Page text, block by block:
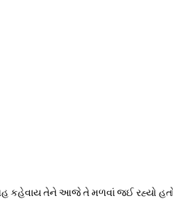
તેને આજે તે મળવાં જઈ રહ્યો